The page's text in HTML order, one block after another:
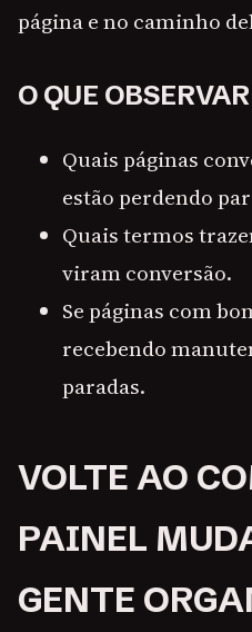
página e no caminho
O QUE
Quais páginas
estão perdendo
Quais termos
viram conversão.
Se páginas com
recebendo
paradas.
VOLTE AO
PAINEL
GENTE